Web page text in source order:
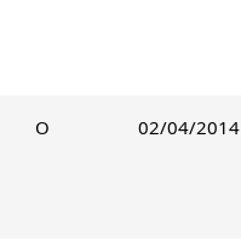
O 02/04/2014